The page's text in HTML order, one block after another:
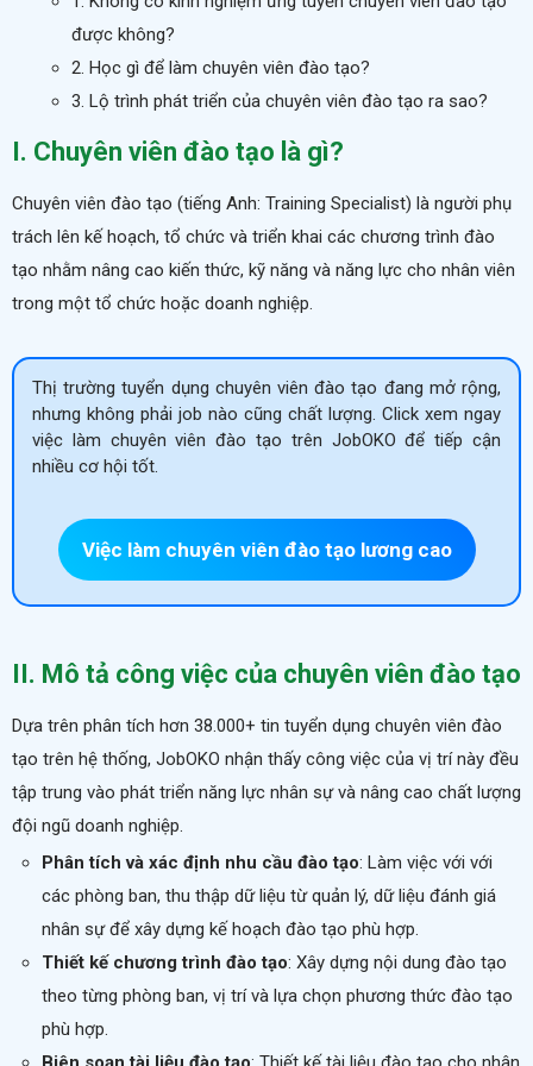
được không?
2. Học gì để làm chuyên viên đào tạo?
3. Lộ trình phát triển của chuyên viên đào tạo ra sao?
I. Chuyên viên đào tạo là gì?
Chuyên viên đào tạo (tiếng Anh: Training Specialist) là người phụ
trách lên kế hoạch, tổ chức và triển khai các chương trình đào
tạo nhằm nâng cao kiến thức, kỹ năng và năng lực cho nhân viên
trong một tổ chức hoặc doanh nghiệp.
Thị trường tuyển dụng chuyên viên đào tạo đang mở rộng,
nhưng không phải job nào cũng chất lượng. Click xem ngay
việc làm chuyên viên đào tạo trên JobOKO để tiếp cận
nhiều cơ hội tốt.
Việc làm chuyên viên đào tạo lương cao
II. Mô tả công việc của chuyên viên đào tạo
Dựa trên phân tích hơn 38.000+ tin tuyển dụng chuyên viên đào
tạo trên hệ thống, JobOKO nhận thấy công việc của vị trí này đều
tập trung vào phát triển năng lực nhân sự và nâng cao chất lượng
đội ngũ doanh nghiệp.
Phân tích và xác định nhu cầu đào tạo: Làm việc với với
các phòng ban, thu thập dữ liệu từ quản lý, dữ liệu đánh giá
nhân sự để xây dựng kế hoạch đào tạo phù hợp.
Thiết kế chương trình đào tạo: Xây dựng nội dung đào tạo
theo từng phòng ban, vị trí và lựa chọn phương thức đào tạo
phù hợp.